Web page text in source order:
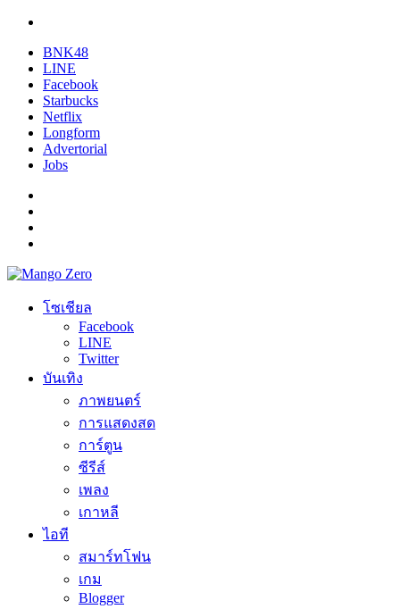
BNK48
LINE
Facebook
Starbucks
Netflix
Longform
Advertorial
Jobs
โซเชียล
Facebook
LINE
Twitter
บันเทิง
ภาพยนตร์
การแสดงสด
การ์ตูน
ซีรีส์
เพลง
เกาหลี
ไอที
สมาร์ทโฟน
เกม
Blogger